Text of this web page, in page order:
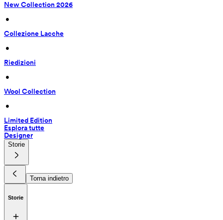
New Collection 2026
•
Collezione Lacche
•
Riedizioni
•
Wool Collection
•
Limited Edition
Esplora tutte
Designer
Storie
Torna indietro
Storie